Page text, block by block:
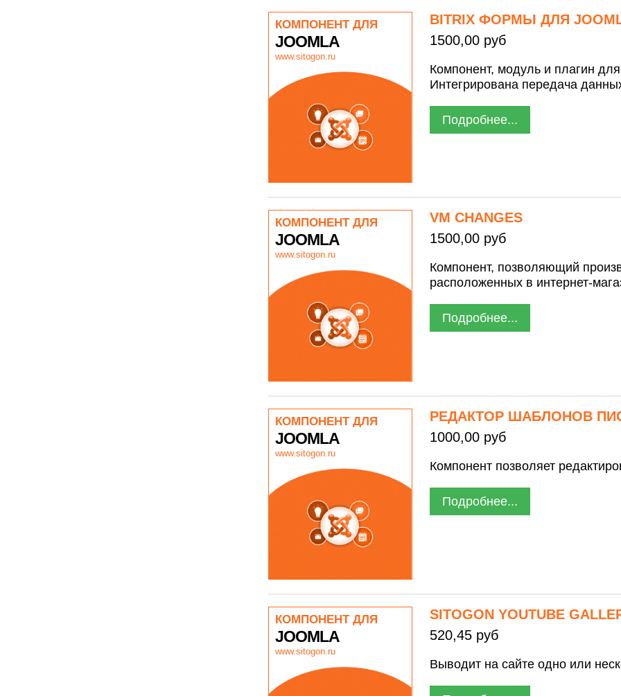
КОМПОНЕНТ ДЛЯ
JOOMLA
www.sitogon.ru
BITRIX ФОРМЫ ДЛЯ
1500,00 руб
Компонент, модуль и плагин
Интегрирована передача
Подробнее...
КОМПОНЕНТ ДЛЯ
JOOMLA
www.sitogon.ru
VM CHANGES
1500,00 руб
Компонент, позволяющий
расположенных в интернет-
Подробнее...
КОМПОНЕНТ ДЛЯ
JOOMLA
www.sitogon.ru
РЕДАКТОР ШАБЛОНОВ
1000,00 руб
Компонент позволяет
Подробнее...
КОМПОНЕНТ ДЛЯ
JOOMLA
www.sitogon.ru
SITOGON YOUTUBE
520,45 руб
Выводит на сайте одно или